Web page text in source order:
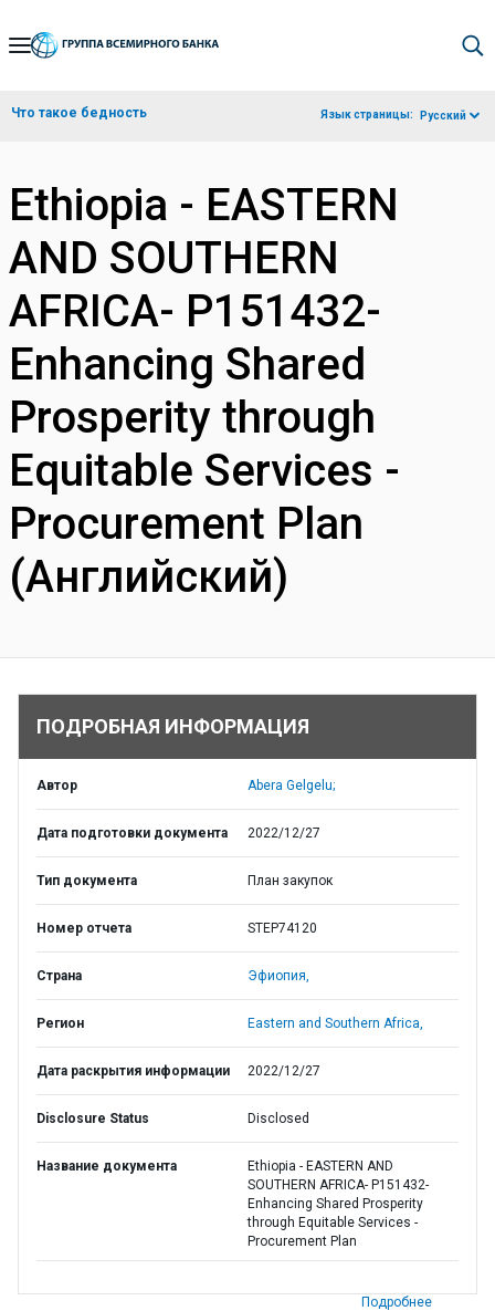
Skip
Navigation
Что такое бедность Язык страницы: Русский
Ethiopia - EASTERN
AND SOUTHERN
AFRICA- P151432-
Enhancing Shared
Prosperity through
Equitable Services -
Procurement Plan
(Английский)
ПОДРОБНАЯ ИНФОРМАЦИЯ
Автор Abera Gelgelu;
Дата подготовки документа 2022/12/27
Тип документа План закупок
Номер отчета STEP74120
Страна Эфиопия,
Регион Eastern and Southern Africa,
Дата раскрытия информации 2022/12/27
Disclosure Status Disclosed
Название документа
Ethiopia - EASTERN AND
SOUTHERN AFRICA- P151432-
Enhancing Shared Prosperity
through Equitable Services -
Procurement Plan
Подробнее